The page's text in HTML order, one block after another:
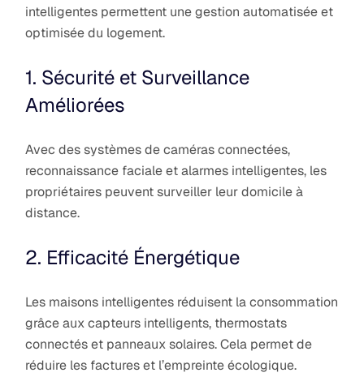
intelligentes permettent une gestion automatisée et
optimisée du logement.
1. Sécurité et Surveillance
Améliorées
Avec des systèmes de caméras connectées,
reconnaissance faciale et alarmes intelligentes, les
propriétaires peuvent surveiller leur domicile à
distance.
2. Efficacité Énergétique
Les maisons intelligentes réduisent la consommation
grâce aux capteurs intelligents, thermostats
connectés et panneaux solaires. Cela permet de
réduire les factures et l’empreinte écologique.